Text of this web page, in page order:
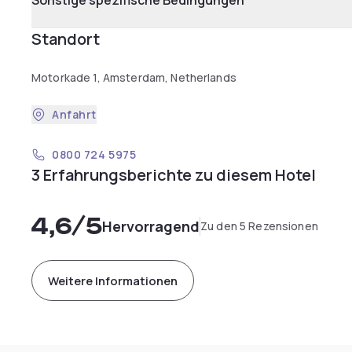
Standort
Motorkade 1, Amsterdam, Netherlands
Anfahrt
0800 724 5975
3 Erfahrungsberichte zu diesem Hotel
4,6/5HervorragendZu den 5 Rezensionen
Weitere Informationen